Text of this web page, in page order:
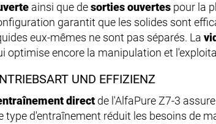
ainsi que desorties ouvertes pour la
garantit que les solides sont
eux-mêmes ne sont pas séparés. La
optimise encore la manipulation et
UND EFFIZIENZ
direct de l'AlfaPure Z7-3
type d'entraînement réduit les besoins de